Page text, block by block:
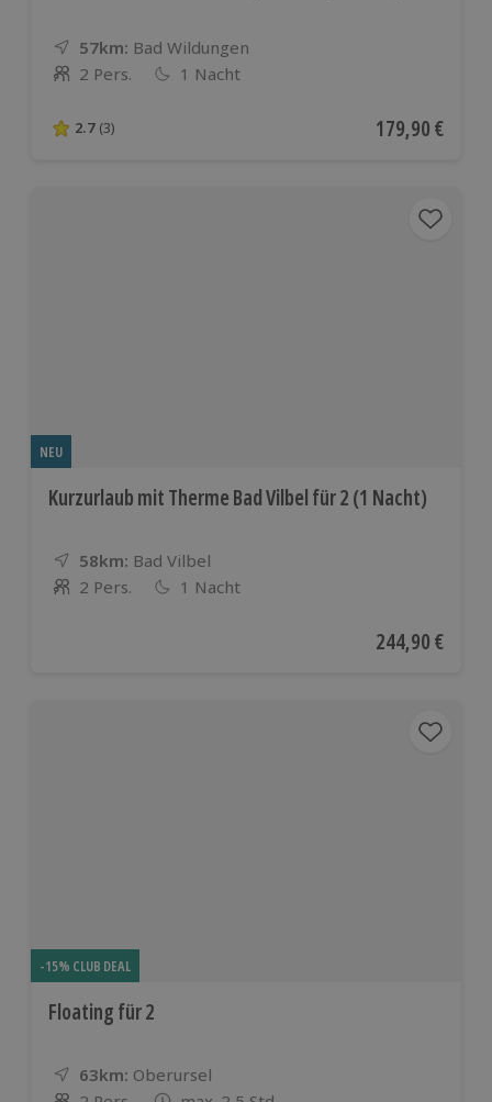
57km: Entfernung
Standort
Bad Wildungen
Anzahl der Teilnehmer
2 Pers. 1 Nacht
2.7 von 5 Sternen basierend auf 3 Bewertungen
2.7 (3) Aktueller Preis
179,90 €
NEU
Kurzurlaub mit Therme Bad Vilbel für 2 (1 Nacht)
58km: Entfernung
Standort
Bad Vilbel
Anzahl der Teilnehmer
2 Pers. 1 Nacht
Aktueller Preis
244,90 €
-15% CLUB DEAL
Floating für 2
63km: Entfernung
Standort
Oberursel